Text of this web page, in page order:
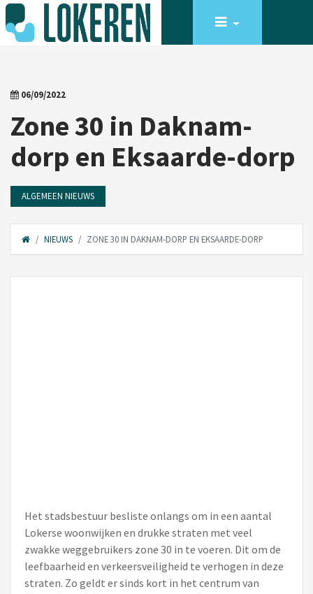
06/09/2022
Zone 30 in Daknam-
dorp en Eksaarde-dorp
ALGEMEEN NIEUWS
NIEUWS ZONE 30 IN DAKNAM-DORP EN EKSAARDE-DORP
Het stadsbestuur besliste onlangs om in een aantal
Lokerse woonwijken en drukke straten met veel
zwakke weggebruikers zone 30 in te voeren. Dit om de
leefbaarheid en verkeersveiligheid te verhogen in deze
straten. Zo geldt er sinds kort in het centrum van